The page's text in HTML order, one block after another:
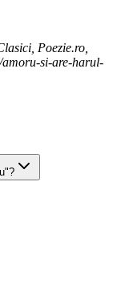
Poezie.ro,
si-are-harul-